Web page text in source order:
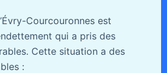
Courcouronnes est
qui a pris des
Cette situation a des
: